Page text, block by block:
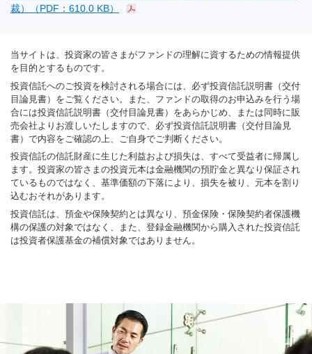
裁）（PDF：610.0 KB）
当サイトは、投資家の皆さまがファンドの理解に資するための情報提供
を目的とするものです。
投資信託へのご投資を検討される場合には、必ず投資信託説明書（交付
目論見書）をご覧ください。また、ファンドの取得のお申込みを行う場
合には投資信託説明書（交付目論見書）をあらかじめ、または同時に販
売会社よりお渡しいたしますので、必ず投資信託説明書（交付目論見
書）で内容をご確認の上、ご自身でご判断ください。
投資信託の信託財産に生じた利益および損失は、すべて受益者に帰属し
ます。投資家の皆さまの投資元本は金融機関の預貯金と異なり保証され
ているものではなく、基準価額の下落により、損失を被り、元本を割り
込むおそれがあります。
投資信託は、預金や保険契約とは異なり、預金保険・保険契約者保護機
構の保護の対象ではなく、また、登録金融機関から購入された投資信託
は投資者保護基金の補償対象ではありません。